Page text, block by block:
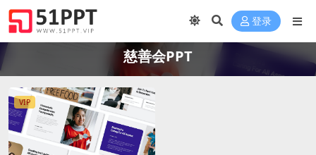
登录
慈善会PPT
VIP